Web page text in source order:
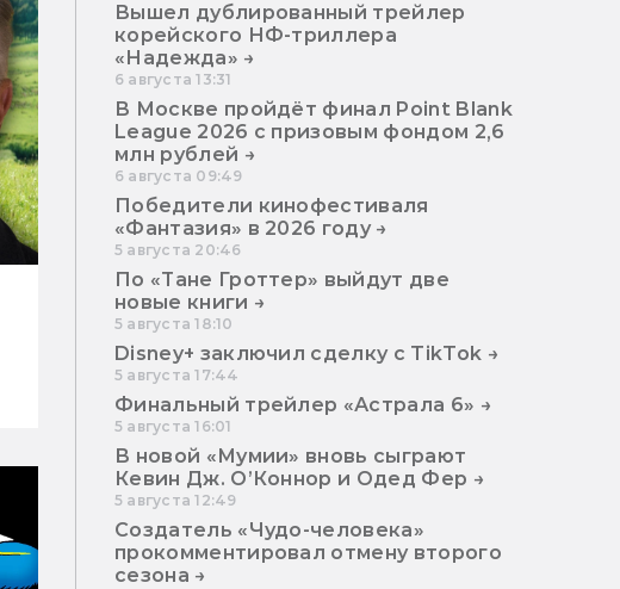
Вышел дублированный трейлер
корейского НФ-триллера
«Надежда» →
6 августа 13:31
В Москве пройдёт финал Point Blank
League 2026 с призовым фондом 2,6
млн рублей →
6 августа 09:49
Победители кинофестиваля
«Фантазия» в 2026 году →
5 августа 20:46
По «Тане Гроттер» выйдут две
новые книги →
5 августа 18:10
Disney+ заключил сделку с TikTok →
5 августа 17:44
Финальный трейлер «Астрала 6» →
5 августа 16:01
В новой «Мумии» вновь сыграют
Кевин Дж. О’Коннор и Одед Фер →
5 августа 12:49
Создатель «Чудо-человека»
прокомментировал отмену второго
сезона →